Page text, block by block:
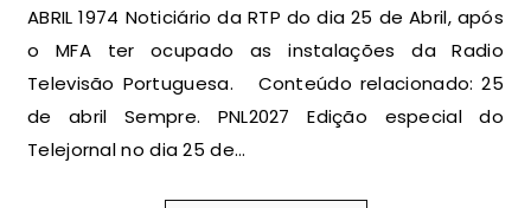
ABRIL 1974 Noticiário da RTP do dia 25 de Abril, após
o MFA ter ocupado as instalações da Radio
Televisão Portuguesa. Conteúdo relacionado: 25
de abril Sempre. PNL2027 Edição especial do
Telejornal no dia 25 de…